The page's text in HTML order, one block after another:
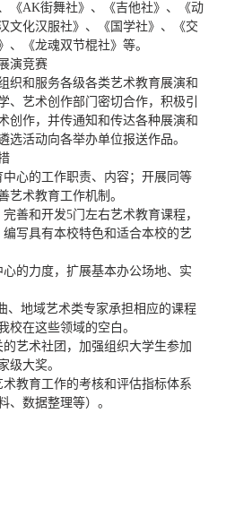
《AK街舞社》 、 《吉他社》 、
《动
文化汉服社》 、 《国学社》 、
《交
、
《龙魂双节棍社》等。
演竞赛
织和服务各级各类艺术教育展演和
、艺术创作部门密切合作，积极引
创作，并传通知和传达各种展演和
选活动向各举办单位报送作品。
心的工作职责、内容；开展同等
艺术教育工作机制。
善和开发5门左右艺术教育课程，
写具有本校特色和适合本校的艺
的力度，扩展基本办公场地、实
、地域艺术类专家承担相应的课程
校在这些领域的空白。
艺术社团，加强组织大学生参加
级大奖。
教育工作的考核和评估指标体系
、数据整理等）。